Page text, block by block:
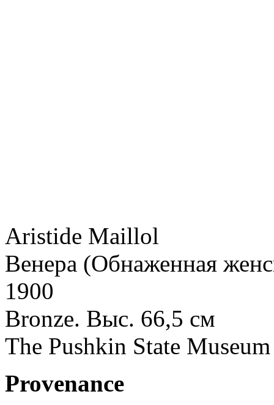
Aristide Maillol
Венера (Обнаженная
1900
Bronze. Выс. 66,5 см
The Pushkin State
Provenance